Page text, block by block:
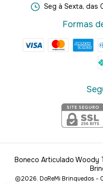
Seg à Sexta, das
Formas
Boneco Articulado Woody
©2026. DoReMi Brinquedos -